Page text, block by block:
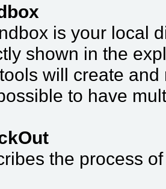
is your local
shown in the
will create
to have
the process